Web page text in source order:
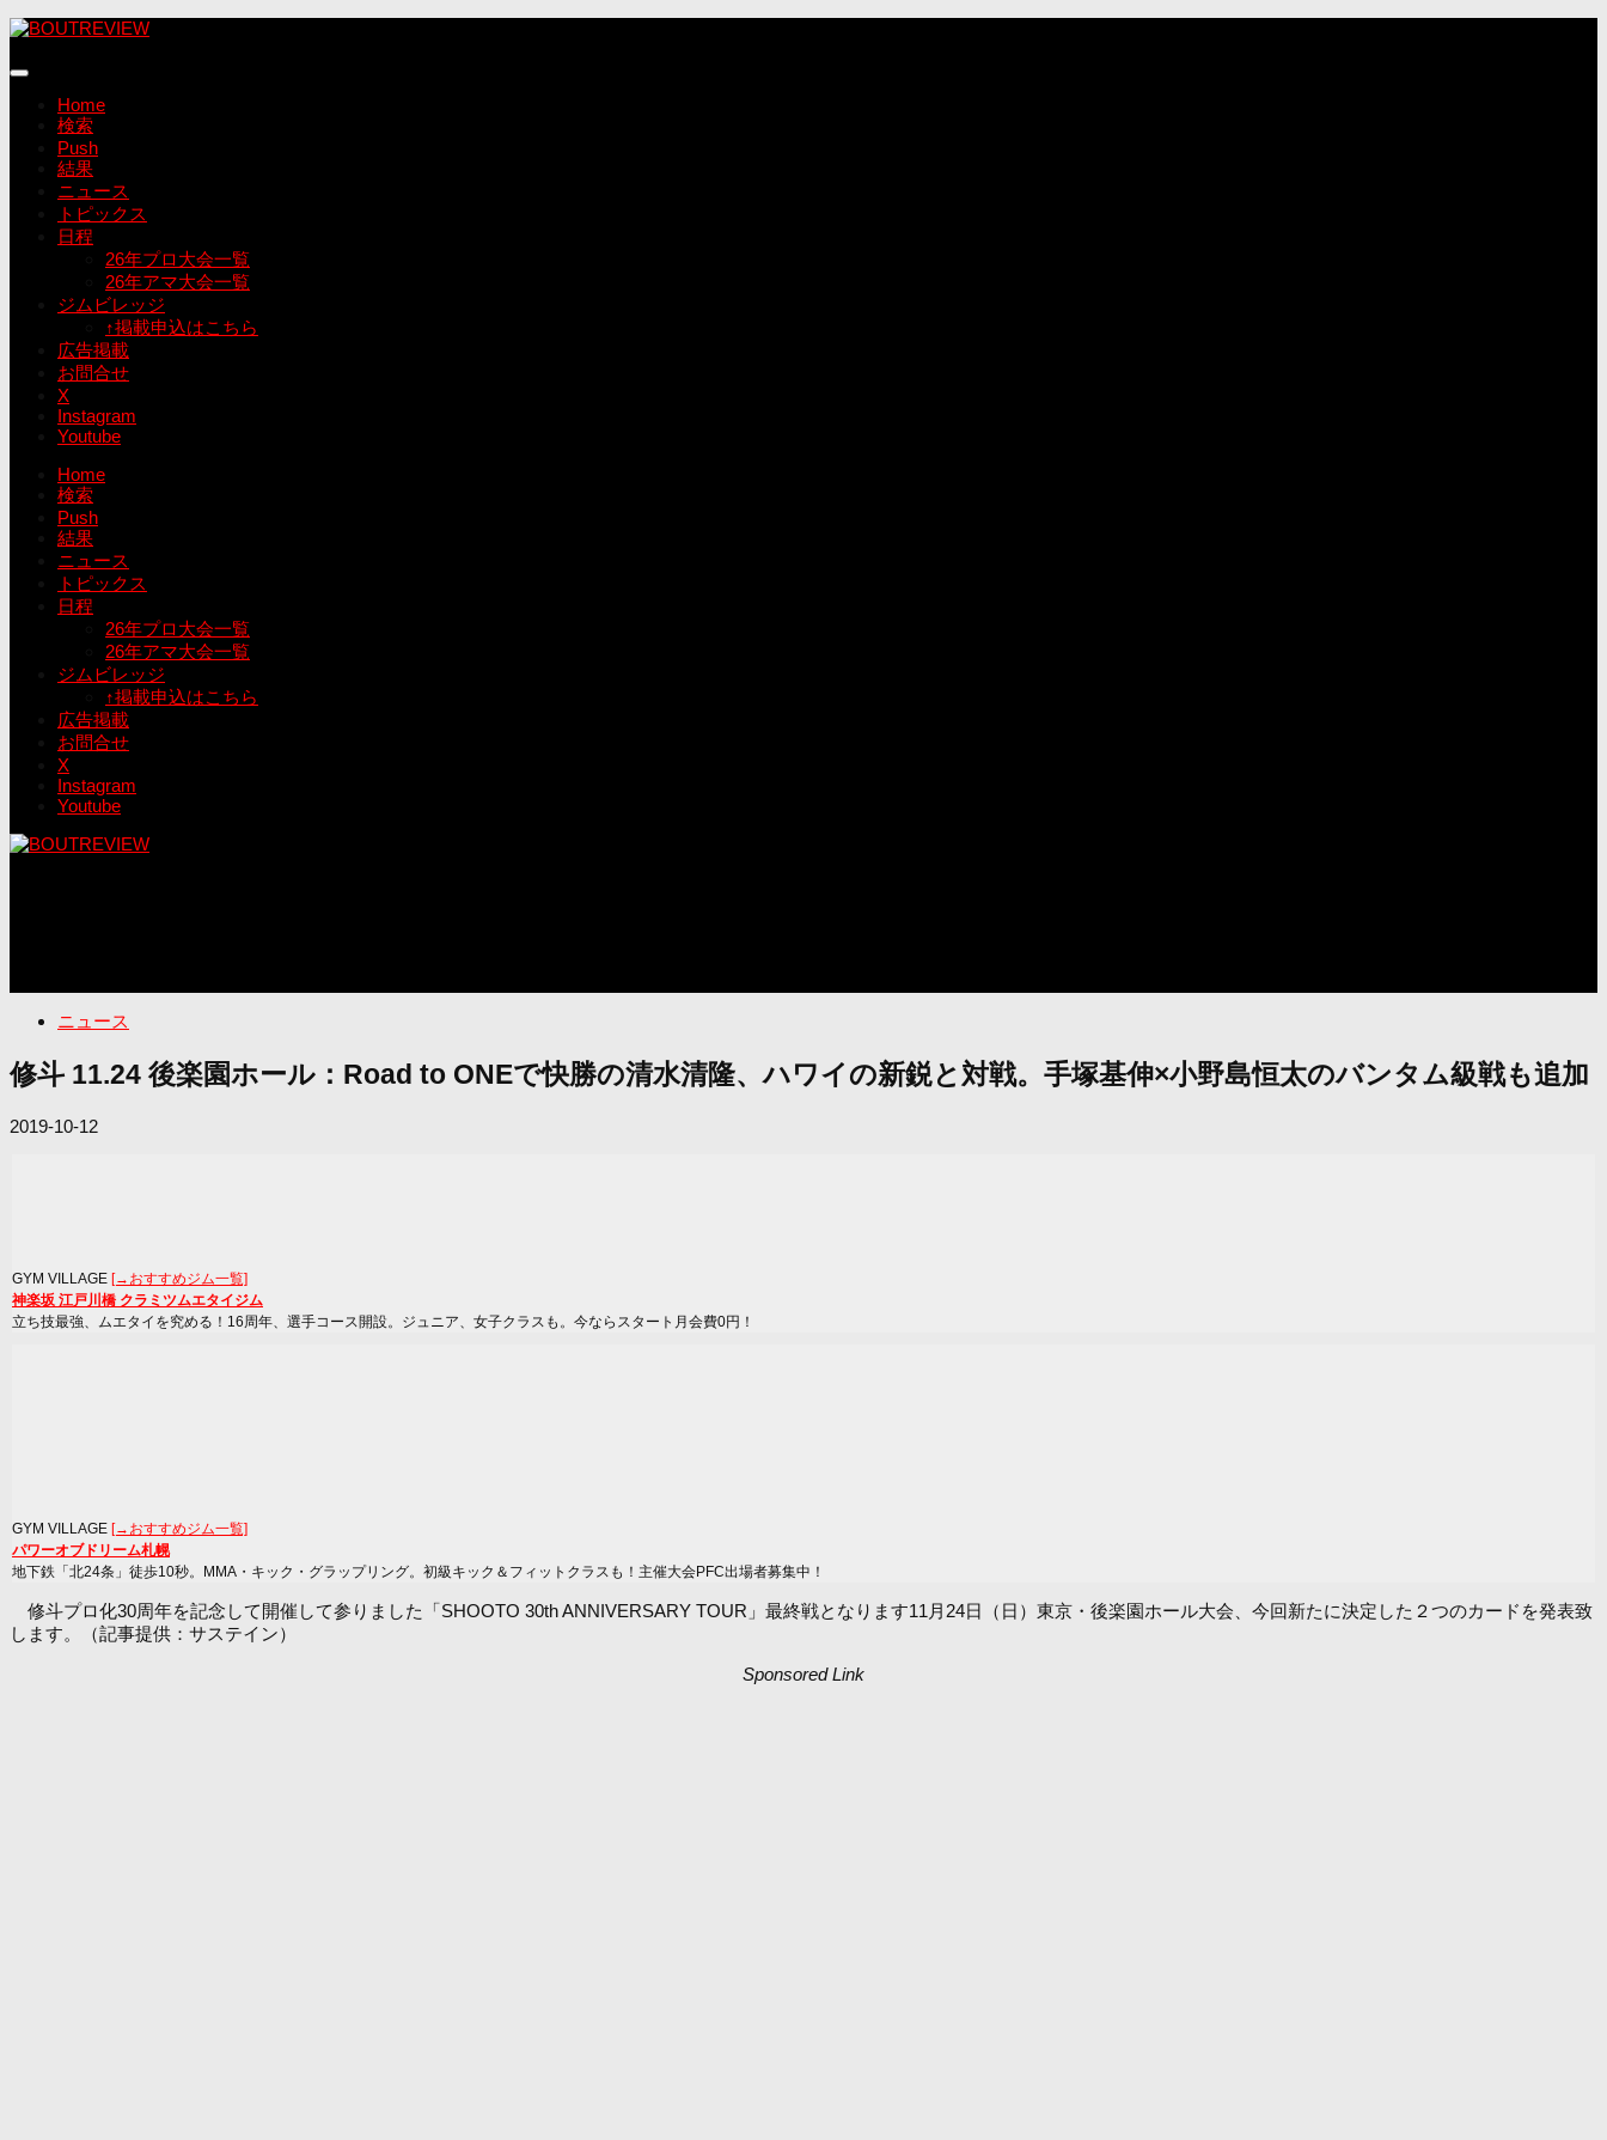
コ
テ
Home
検索
Push
結果
ニュース
トピックス
日程
26年プロ大会一覧
26年アマ大会一覧
ジムビレッジ
↑掲載申込はこちら
広告掲載
お問合せ
X
Instagram
Youtube
Home
検索
Push
結果
ニュース
トピックス
日程
26年プロ大会一覧
26年アマ大会一覧
ジムビレッジ
↑掲載申込はこちら
広告掲載
お問合せ
X
Instagram
Youtube
ニュース
修斗 11.24 後楽園ホール：Road to ONEで快勝の清水清隆、ハワイの新鋭と対戦。手塚基伸×小野島恒太のバンタム級戦も追加
2019-10-12
GYM VILLAGE [→おすすめジム一覧]
神楽坂 江戸川橋 クラミツムエタイジム
立ち技最強、ムエタイを究める！16周年、選手コース開設。ジュニア、女子クラスも。今ならスタート月会費0円！
GYM VILLAGE [→おすすめジム一覧]
パワーオブドリーム札幌
地下鉄「北24条」徒歩10秒。MMA・キック・グラップリング。初級キック＆フィットクラスも！主催大会PFC出場者募集中！
修斗プロ化30周年を記念して開催して参りました「SHOOTO 30th ANNIVERSARY TOUR」最終戦となります11月24日（日）東京・後楽園ホール大会、今回新たに決定した２つのカードを発表致
します。（記事提供：サステイン）
Sponsored Link